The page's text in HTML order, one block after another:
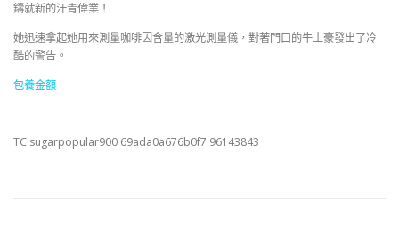
鑄就新的汗青偉業！
她迅速拿起她用來測量咖啡因含量的激光測量儀，對著門口的牛土豪發出了冷
酷的警告。
包養金額
TC:sugarpopular900 69ada0a676b0f7.96143843